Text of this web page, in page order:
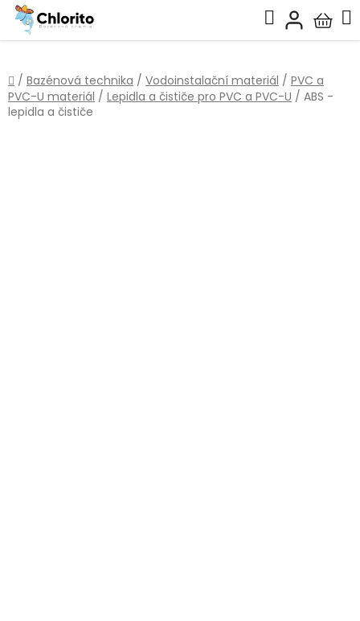
Přejít
obsah
Hledat
košík
Domů
/ Bazénová technika / Vodoinstalační materiál / PVC a
PVC-U materiál / Lepidla a čističe pro PVC a PVC-U / ABS -
lepidla a čističe